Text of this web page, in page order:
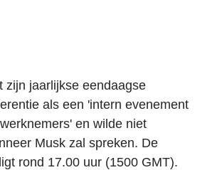
zijn jaarlijkse eendaagse
als een 'intern evenement
en wilde niet
Musk zal spreken. De
rond 17.00 uur (1500 GMT).